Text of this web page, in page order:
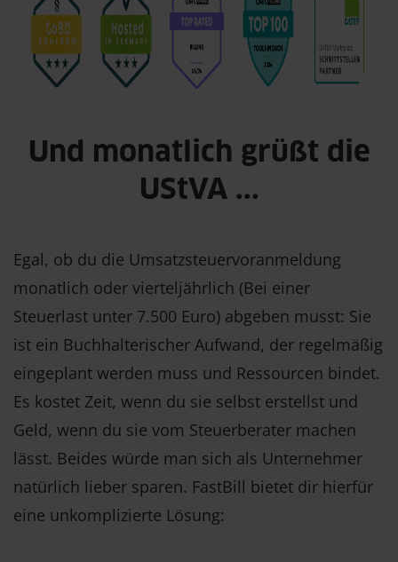
Und monatlich grüßt die
UStVA ...
Egal, ob du die Umsatzsteuervoranmeldung
monatlich oder vierteljährlich (Bei einer
Steuerlast unter 7.500 Euro) abgeben musst: Sie
ist ein Buchhalterischer Aufwand, der regelmäßig
eingeplant werden muss und Ressourcen bindet.
Es kostet Zeit, wenn du sie selbst erstellst und
Geld, wenn du sie vom Steuerberater machen
lässt. Beides würde man sich als Unternehmer
natürlich lieber sparen. FastBill bietet dir hierfür
eine unkomplizierte Lösung: